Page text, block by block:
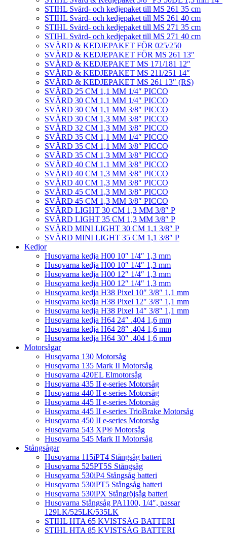
STIHL Svärd- och kedjepaket till MS 261 35 cm
STIHL Svärd- och kedjepaket till MS 261 40 cm
STIHL Svärd- och kedjepaket till MS 271 35 cm
STIHL Svärd- och kedjepaket till MS 271 40 cm
SVÄRD & KEDJEPAKET FÖR 025/250
SVÄRD & KEDJEPAKET FÖR MS 261 13″
SVÄRD & KEDJEPAKET MS 171/181 12″
SVÄRD & KEDJEPAKET MS 211/251 14″
SVÄRD & KEDJEPAKET MS 261 13″ (RS)
SVÄRD 25 CM 1,1 MM 1/4″ PICCO
SVÄRD 30 CM 1,1 MM 1/4″ PICCO
SVÄRD 30 CM 1,1 MM 3/8″ PICCO
SVÄRD 30 CM 1,3 MM 3/8″ PICCO
SVÄRD 32 CM 1,3 MM 3/8″ PICCO
SVÄRD 35 CM 1,1 MM 1/4″ PICCO
SVÄRD 35 CM 1,1 MM 3/8″ PICCO
SVÄRD 35 CM 1,3 MM 3/8″ PICCO
SVÄRD 40 CM 1,1 MM 3/8″ PICCO
SVÄRD 40 CM 1,3 MM 3/8″ PICCO
SVÄRD 40 CM 1,3 MM 3/8″ PICCO
SVÄRD 45 CM 1,3 MM 3/8″ PICCO
SVÄRD 45 CM 1,3 MM 3/8″ PICCO
SVÄRD LIGHT 30 CM 1,3 MM 3/8″ P
SVÄRD LIGHT 35 CM 1,3 MM 3/8″ P
SVÄRD MINI LIGHT 30 CM 1,1 3/8″ P
SVÄRD MINI LIGHT 35 CM 1,1 3/8″ P
Kedjor
Husqvarna kedja H00 10″ 1/4″ 1,3 mm
Husqvarna kedja H00 10″ 1/4″ 1,3 mm
Husqvarna kedja H00 12″ 1/4″ 1,3 mm
Husqvarna kedja H00 12″ 1/4″ 1,3 mm
Husqvarna kedja H38 Pixel 10″ 3/8″ 1,1 mm
Husqvarna kedja H38 Pixel 12″ 3/8″ 1,1 mm
Husqvarna kedja H38 Pixel 14″ 3/8″ 1,1 mm
Husqvarna kedja H64 24″ .404 1,6 mm
Husqvarna kedja H64 28″ .404 1,6 mm
Husqvarna kedja H64 30″ .404 1,6 mm
Motorsågar
Husqvarna 130 Motorsåg
Husqvarna 135 Mark II Motorsåg
Husqvarna 420EL Elmotorsåg
Husqvarna 435 II e-series Motorsåg
Husqvarna 440 II e-series Motorsåg
Husqvarna 445 II e-series Motorsåg
Husqvarna 445 II e-series TrioBrake Motorsåg
Husqvarna 450 II e-series Motorsåg
Husqvarna 543 XP® Motorsåg
Husqvarna 545 Mark II Motorsåg
Stångsågar
Husqvarna 115iPT4 Stångsåg batteri
Husqvarna 525PT5S Stångsåg
Husqvarna 530iP4 Stångsåg batteri
Husqvarna 530iPT5 Stångsåg batteri
Husqvarna 530iPX Stångröjsåg batteri
Husqvarna Stångsåg PA1100, 1/4″, passar
129LK/525LK/535LK
STIHL HTA 65 KVISTSÅG BATTERI
STIHL HTA 85 KVISTSÅG BATTERI